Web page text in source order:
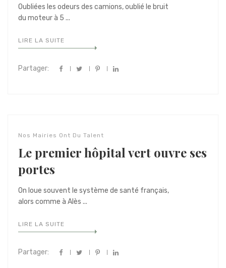
Oubliées les odeurs des camions, oublié le bruit
du moteur à 5 ...
LIRE LA SUITE
Partager:
Nos Mairies Ont Du Talent
Le premier hôpital vert ouvre ses
portes
On loue souvent le système de santé français,
alors comme à Alès ...
LIRE LA SUITE
Partager: